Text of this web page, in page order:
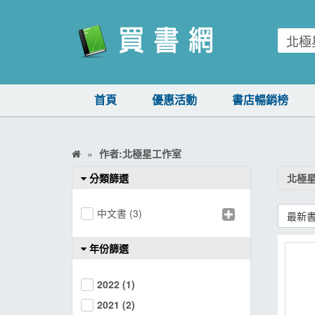
首頁 優惠活動 書店暢銷榜
作者:北極星工作室
北極
最新
分類篩選
中文書 (3)
年份篩選
2022 (1)
2021 (2)